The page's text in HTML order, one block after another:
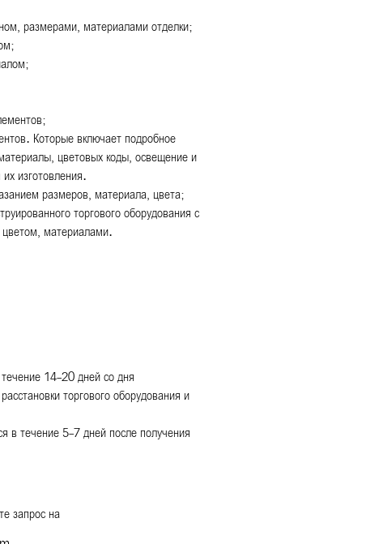
размерами, материалами отделки;
Которые включает подробное
цветовых коды, освещение и
изготовления.
размеров, материала, цвета;
торгового оборудования с
цветом, материалами.
14-20 дней со дня
торгового оборудования и
в течение 5-7 дней после получения
запрос на